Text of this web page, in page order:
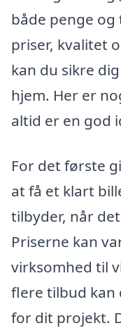
både penge og
priser, kvalitet
kan du sikre
hjem. Her er
altid er en god
For det første
at få et klart
tilbyder, når
Priserne kan
virksomhed til
flere tilbud kan
for dit projekt.